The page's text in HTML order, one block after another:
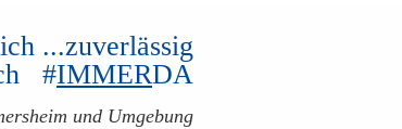
...zuverlässig
#IMMERDA
und Umgebung